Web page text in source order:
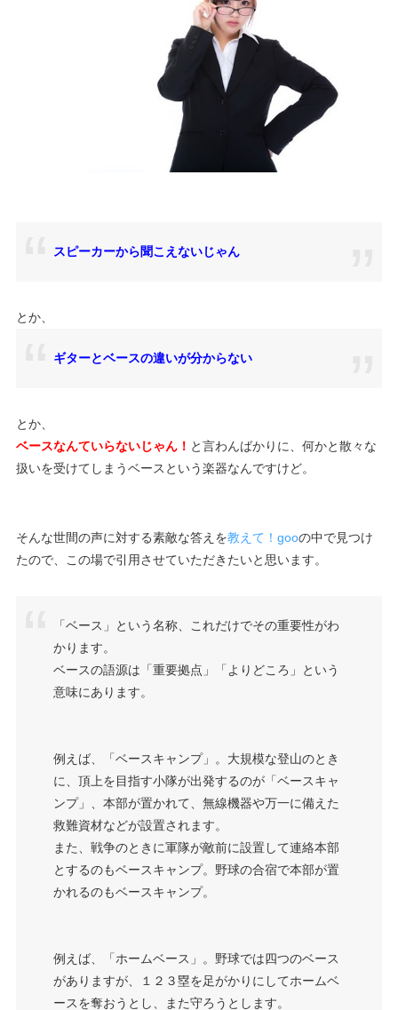
スピーカーから聞こえないじゃん
とか、
ギターとベースの違いが分からない
とか、
ベースなんていらないじゃん！ と言わんばかりに、何かと散々な
扱いを受けてしまうベースという楽器なんですけど。
そんな世間の声に対する素敵な答えを教えて！gooの中で見つけ
たので、この場で引用させていただきたいと思います。
「ベース」という名称、これだけでその重要性がわ
かります。
ベースの語源は「重要拠点」「よりどころ」という
意味にあります。
例えば、「ベースキャンプ」。大規模な登山のとき
に、頂上を目指す小隊が出発するのが「ベースキャ
ンプ」、本部が置かれて、無線機器や万一に備えた
救難資材などが設置されます。
また、戦争のときに軍隊が敵前に設置して連絡本部
とするのもベースキャンプ。野球の合宿で本部が置
かれるのもベースキャンプ。
例えば、「ホームベース」。野球では四つのベース
がありますが、１２３塁を足がかりにしてホームベ
ースを奪おうとし、また守ろうとします。